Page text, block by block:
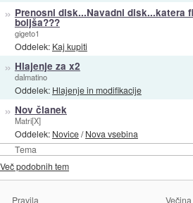
Tema
» Prenosni disk...Navadni disk...katera
boljša???
gigeto1
Oddelek: Kaj kupiti
» Hlajenje za x2
dalmatino
Oddelek: Hlajenje in modifikacije
» Nov članek
Matri[X]
Oddelek: Novice/Nova vsebina
Več podobnih tem
Pravila